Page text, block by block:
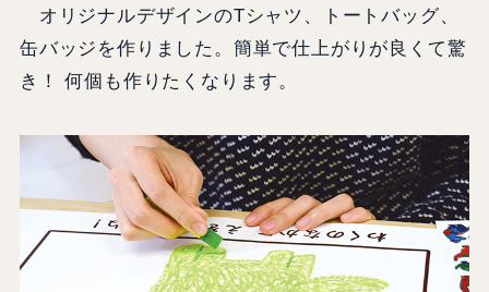
オリジナルデザインのTシャツ、トートバッグ、
缶バッジを作りました。簡単で仕上がりが良くて驚
き！ 何個も作りたくなります。